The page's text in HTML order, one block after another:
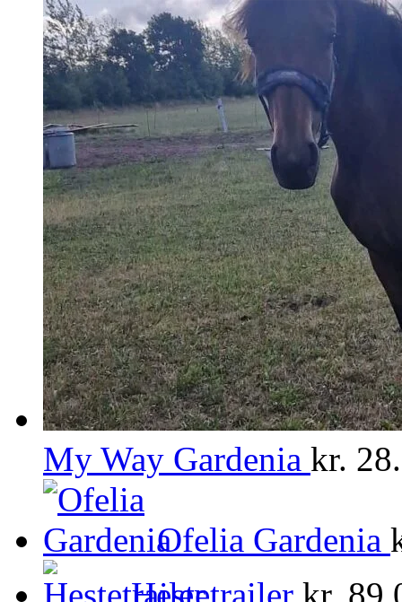
My Way Gardenia kr.
Ofelia Gardenia
Hestetrailer kr.